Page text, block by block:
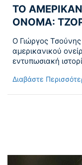
ΤΟ
ΟΝΟΜΑ:
Ο Γιώργος
αμερικανικού
εντυπωσιακή
Διαβάστε